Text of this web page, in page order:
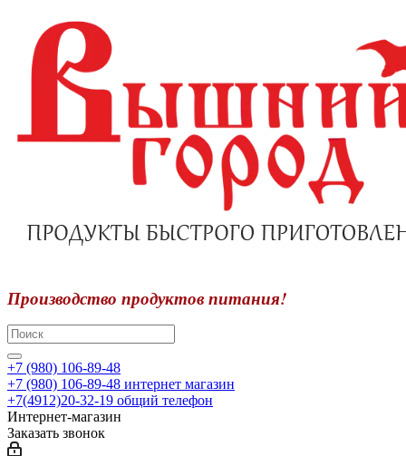
Производство продуктов питания!
+7 (980) 106-89-48
+7 (980) 106-89-48 интернет магазин
+7(4912)20-32-19 общий телефон
Интернет-магазин
Заказать звонок